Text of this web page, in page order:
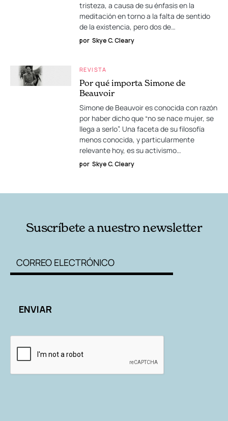
tristeza, a causa de su énfasis en la
meditación en torno a la falta de sentido
de la existencia, pero dos de…
por Skye C. Cleary
REVISTA
Por qué importa Simone de
Beauvoir
Simone de Beauvoir es conocida con razón
por haber dicho que “no se nace mujer, se
llega a serlo”. Una faceta de su filosofía
menos conocida, y particularmente
relevante hoy, es su activismo…
por Skye C. Cleary
Suscríbete a nuestro newsletter